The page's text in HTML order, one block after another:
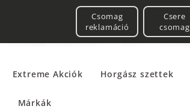
Csomag
reklamáció
Csere
csomag
Extreme Akciók Horgász szettek
Márkák